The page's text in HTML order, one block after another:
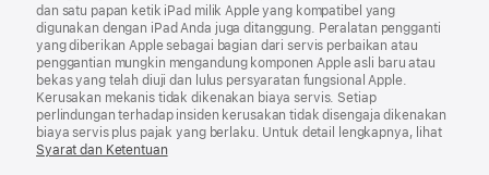
dan satu papan ketik iPad milik Apple yang kompatibel yang
digunakan dengan iPad Anda juga ditanggung. Peralatan pengganti
yang diberikan Apple sebagai bagian dari servis perbaikan atau
penggantian mungkin mengandung komponen Apple asli baru atau
bekas yang telah diuji dan lulus persyaratan fungsional Apple.
Kerusakan mekanis tidak dikenakan biaya servis. Setiap
perlindungan terhadap insiden kerusakan tidak disengaja dikenakan
biaya servis plus pajak yang berlaku. Untuk detail lengkapnya, lihat
Syarat dan Ketentuan